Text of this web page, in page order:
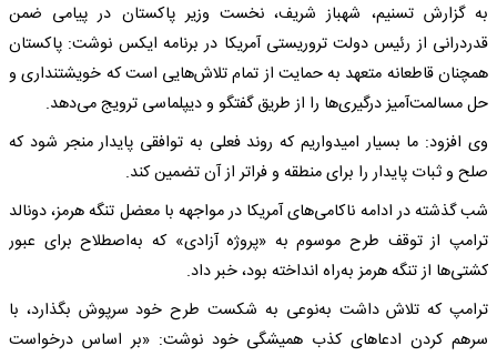
به گزارش تسنیم، شهباز شریف، نخست وزیر پاکستان در پیامی ضمن
قدردرانی از رئیس دولت تروریستی آمریکا در برنامه ایکس نوشت: پاکستان
همچنان قاطعانه متعهد به حمایت از تمام تلاش‌هایی است که خویشتنداری و
حل مسالمت‌آمیز درگیری‌ها را از طریق گفتگو و دیپلماسی ترویج می‌دهد.
وی افزود: ما بسیار امیدواریم که روند فعلی به توافقی پایدار منجر شود که
صلح و ثبات پایدار را برای منطقه و فراتر از آن تضمین کند.
شب گذشته در ادامه ناکامی‌های آمریکا در مواجهه با معضل تنگه هرمز، دونالد
ترامپ از توقف طرح موسوم به «پروژه آزادی» که به‌اصطلاح برای عبور
کشتی‌ها از تنگه هرمز به‌راه انداخته بود، خبر داد.
ترامپ که تلاش داشت به‌نوعی به شکست طرح خود سرپوش بگذارد، با
سرهم کردن ادعاهای کذب همیشگی خود نوشت: «بر اساس درخواست